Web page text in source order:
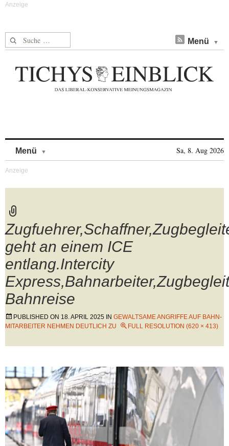
Suche nach: Menü
Menü Sa, 8. Aug 2026
geht an einem ICE
entlang.Intercity
Bahnreise
PUBLISHED ON 18. APRIL 2025 IN GEWALTSAME ANGRIFFE AUF BAHN-
MITARBEITER NEHMEN DEUTLICH ZU
FULL RESOLUTION (620 × 413)